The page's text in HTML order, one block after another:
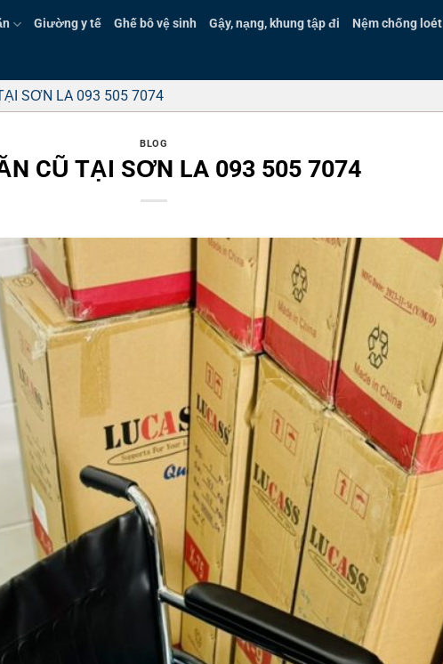
Giường y tế Ghế bô vệ sinh Gậy, nạng, khung tập đi Nệm chống loét
SƠN LA 093 505 7074
BLOG
CŨ TẠI SƠN LA 093 505 7074